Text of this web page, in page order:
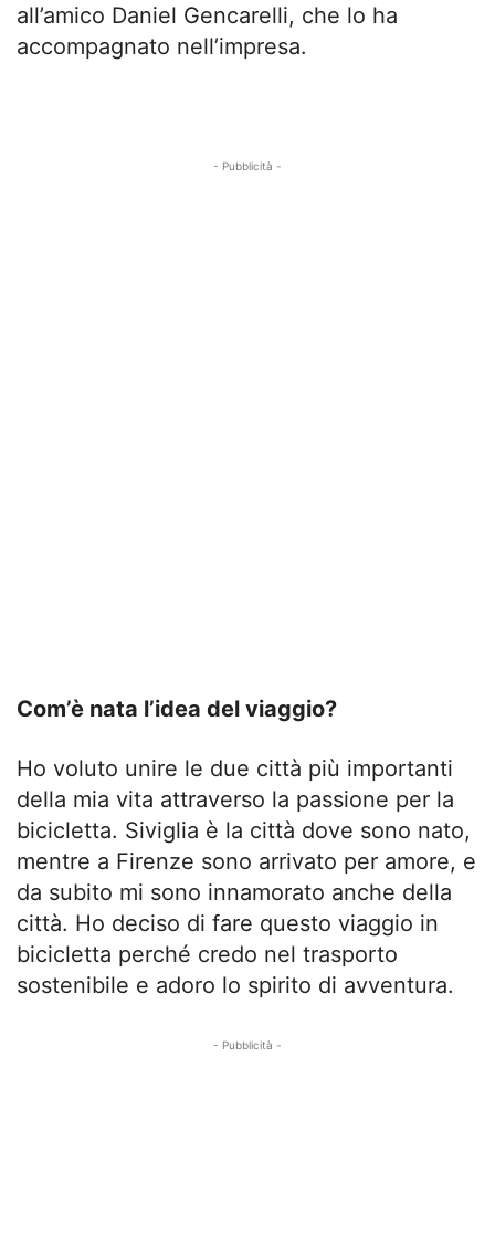
all’amico Daniel Gencarelli, che lo ha
accompagnato nell’impresa.
- Pubblicità -
Com’è nata l’idea del viaggio?
Ho voluto unire le due città più importanti
della mia vita attraverso la passione per la
bicicletta. Siviglia è la città dove sono nato,
mentre a Firenze sono arrivato per amore, e
da subito mi sono innamorato anche della
città. Ho deciso di fare questo viaggio in
bicicletta perché credo nel trasporto
sostenibile e adoro lo spirito di avventura.
- Pubblicità -